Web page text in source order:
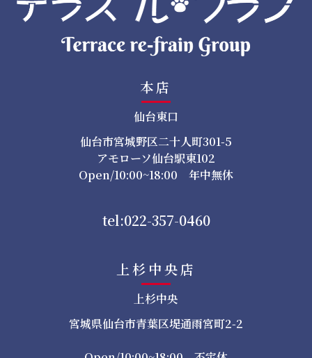
本店
仙台東口
仙台市宮城野区二十人町301-5
アモローソ仙台駅東102
Open/10:00~18:00 年中無休
tel:022-357-0460
上杉中央店
上杉中央
宮城県仙台市青葉区堤通雨宮町2-2